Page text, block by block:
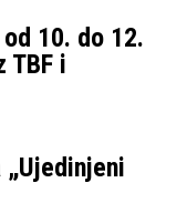
10. do 12.
TBF i